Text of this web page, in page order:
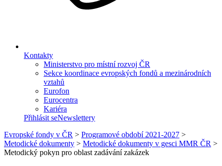
Kontakty
Ministerstvo pro místní rozvoj ČR
Sekce koordinace evropských fondů a mezinárodních
vztahů
Eurofon
Eurocentra
Kariéra
Přihlásit seNewslettery
Evropské fondy v ČR > Programové období 2021-2027 >
Metodické dokumenty > Metodické dokumenty v gesci MMR ČR >
Metodický pokyn pro oblast zadávání zakázek